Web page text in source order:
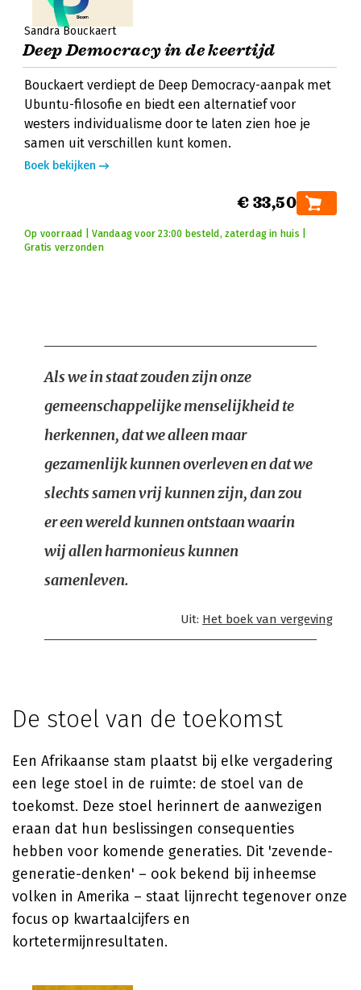
Sandra Bouckaert
Deep Democracy in de keertijd
Bouckaert verdiept de Deep Democracy-aanpak met
Ubuntu-filosofie en biedt een alternatief voor
westers individualisme door te laten zien hoe je
samen uit verschillen kunt komen.
Boek bekijken
€ 33,50
Op voorraad | Vandaag voor 23:00 besteld, zaterdag in huis |
Gratis verzonden
Als we in staat zouden zijn onze
gemeenschappelijke menselijkheid te
herkennen, dat we alleen maar
gezamenlijk kunnen overleven en dat we
slechts samen vrij kunnen zijn, dan zou
er een wereld kunnen ontstaan waarin
wij allen harmonieus kunnen
samenleven.
Uit: Het boek van vergeving
De stoel van de toekomst
Een Afrikaanse stam plaatst bij elke vergadering
een lege stoel in de ruimte: de stoel van de
toekomst. Deze stoel herinnert de aanwezigen
eraan dat hun beslissingen consequenties
hebben voor komende generaties. Dit 'zevende-
generatie-denken' – ook bekend bij inheemse
volken in Amerika – staat lijnrecht tegenover onze
focus op kwartaalcijfers en
kortetermijnresultaten.